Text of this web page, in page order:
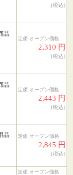
(税込)
品
定価 オープン価格
2,310 円
(税込)
品
定価 オープン価格
2,443 円
(税込)
品
定価 オープン価格
2,845 円
(税込)
定価 オープン価格